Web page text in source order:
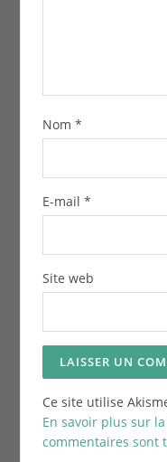
Nom *
E-mail *
Site web
Ce site utilise
En savoir plus sur
commentaires sont